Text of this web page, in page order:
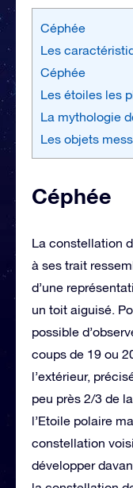
Céphée
Les
Céphée
Les étoiles les
La mythologie
Les objets
Céphée
La constellation
à ses trait
d’une
un toit aiguisé.
possible
coups de 19 ou
l’extérieur,
peu près 2/3 de
l’Etoile polaire
constellation
développer